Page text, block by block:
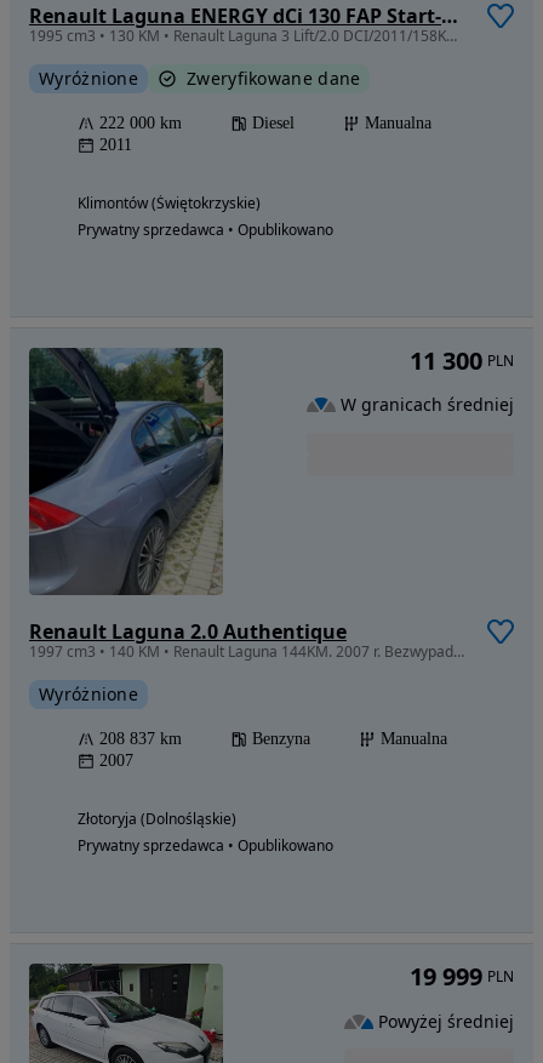
Renault Laguna ENERGY dCi 130 FAP Start-Stop Paris
1995 cm3 • 130 KM • Renault Laguna 3 Lift/2.0 DCI/2011/158KM/klimatronic/navi/półskóra/alu
Wyróżnione Zweryfikowane dane
222 000 km Diesel
Manualna
2011
Klimontów (Świętokrzyskie)
Prywatny sprzedawca • Opublikowano
Renault Laguna 2.0 Authentique
1997 cm3 • 140 KM • Renault Laguna 144KM. 2007 r. Bezwypadkowy
Wyróżnione
208 837 km Benzyna
Manualna
2007
Złotoryja (Dolnośląskie)
Prywatny sprzedawca • Opublikowano
11 300 PLN
W granicach średniej
19 999 PLN
Powyżej średniej